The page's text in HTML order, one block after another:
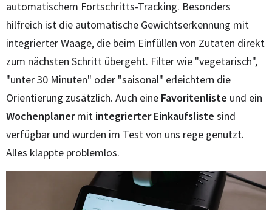
automatischem Fortschritts-Tracking. Besonders
hilfreich ist die automatische Gewichtserkennung mit
integrierter Waage, die beim Einfüllen von Zutaten direkt
zum nächsten Schritt übergeht. Filter wie "vegetarisch",
"unter 30 Minuten" oder "saisonal" erleichtern die
Orientierung zusätzlich. Auch eine Favoritenliste und ein
Wochenplanermit integrierter Einkaufsliste sind
verfügbar und wurden im Test von uns rege genutzt.
Alles klappte problemlos.